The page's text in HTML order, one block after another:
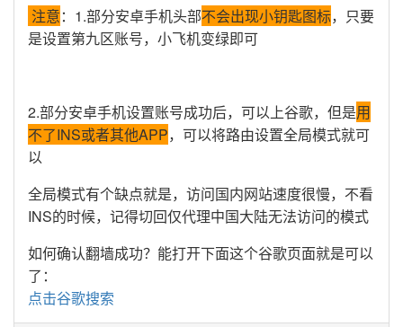
注意：1.部分安卓手机头部不会出现小钥匙图标，只要
是设置第九区账号，小飞机变绿即可
2.部分安卓手机设置账号成功后，可以上谷歌，但是用
不了INS或者其他APP，可以将路由设置全局模式就可
以
全局模式有个缺点就是，访问国内网站速度很慢，不看
INS的时候，记得切回仅代理中国大陆无法访问的模式
如何确认翻墙成功？能打开下面这个谷歌页面就是可以
了：
点击谷歌搜索